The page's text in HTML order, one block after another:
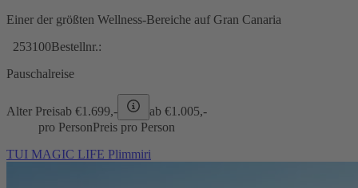
Einer der größten Wellness-Bereiche auf Gran Canaria
253100Bestellnr.:
Pauschalreise
Alter Preisab €1.699,- ab €1.005,-
pro PersonPreis pro Person
TUI MAGIC LIFE Plimmiri